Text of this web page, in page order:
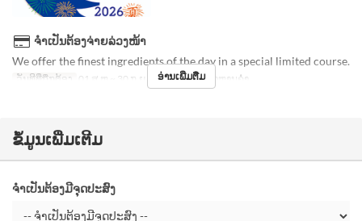
ຈຳເປັນຕ້ອງຈ່າຍລ່ວງໜ້າ
We offer the finest ingredients of the day in a special limited course.
ວັນທີທີ່ຖືກຕ້ອງ 01 ສ.ຫ ~ 30 ກ.ຍ ຄາບອາຫານ ອາຫານຄ່ຳ
ອ່ານເພີ່ມຕື່ມ
ຂໍ້ມູນເພີ່ມເຕີມ
ຈຳເປັນຕ້ອງມີຈຸດປະສົງ